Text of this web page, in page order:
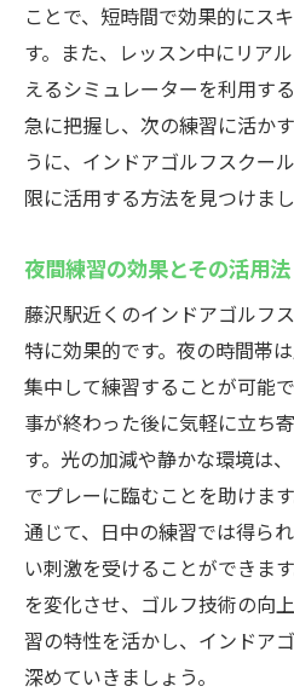
ことで、短時間で効果的にス
す。また、レッスン中にリア
えるシミュレーターを利用す
急に把握し、次の練習に活か
うに、インドアゴルフスクー
限に活用する方法を見つけまし
夜間練習の効果とその活用法
藤沢駅近くのインドアゴルフ
特に効果的です。夜の時間帯
集中して練習することが可能
事が終わった後に気軽に立ち
す。光の加減や静かな環境は
でプレーに臨むことを助けま
通じて、日中の練習では得ら
い刺激を受けることができま
を変化させ、ゴルフ技術の向
習の特性を活かし、インドア
深めていきましょう。